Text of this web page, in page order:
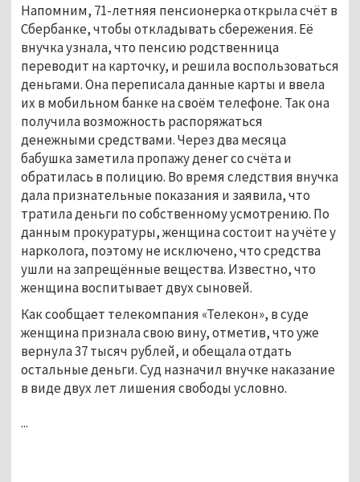
Напомним, 71-летняя пенсионерка открыла счёт в
Сбербанке, чтобы откладывать сбережения. Её
внучка узнала, что пенсию родственница
переводит на карточку, и решила воспользоваться
деньгами. Она переписала данные карты и ввела
их в мобильном банке на своём телефоне. Так она
получила возможность распоряжаться
денежными средствами. Через два месяца
бабушка заметила пропажу денег со счёта и
обратилась в полицию. Во время следствия внучка
дала признательные показания и заявила, что
тратила деньги по собственному усмотрению. По
данным прокуратуры, женщина состоит на учёте у
нарколога, поэтому не исключено, что средства
ушли на запрещённые вещества. Известно, что
женщина воспитывает двух сыновей.
Как сообщает телекомпания «Телекон», в суде
женщина признала свою вину, отметив, что уже
вернула 37 тысяч рублей, и обещала отдать
остальные деньги. Суд назначил внучке наказание
в виде двух лет лишения свободы условно.
...